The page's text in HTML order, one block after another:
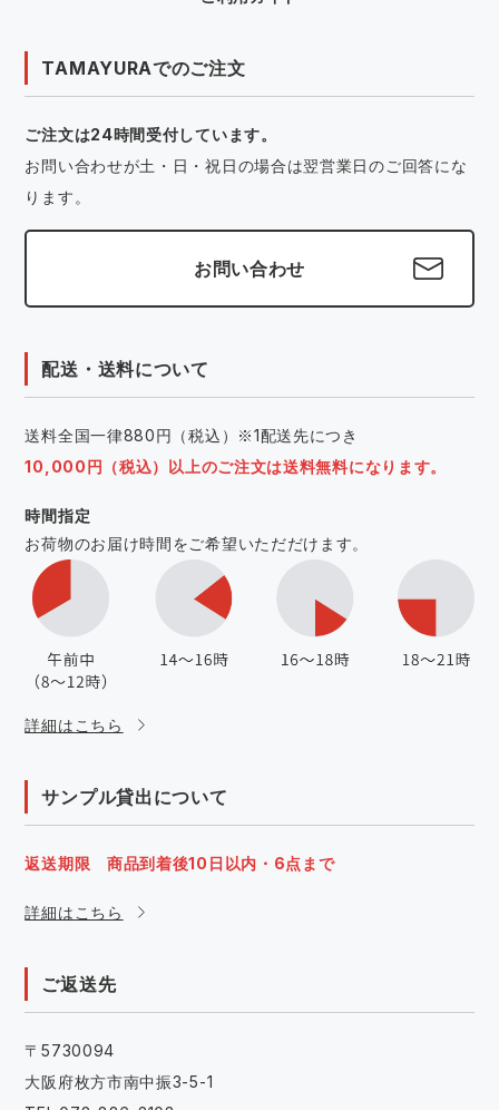
TAMAYURAでのご注文
ご注文は24時間受付しています。
お問い合わせが土・日・祝日の場合は翌営業日のご回答にな
ります。
お問い合わせ
配送・送料について
送料全国一律880円（税込）※1配送先につき
10,000円（税込）以上のご注文は送料無料になります。
時間指定
お荷物のお届け時間をご希望いただだけます。
詳細はこちら
サンプル貸出について
返送期限 商品到着後10日以内・6点まで
詳細はこちら
ご返送先
〒5730094
大阪府枚方市南中振3-5-1